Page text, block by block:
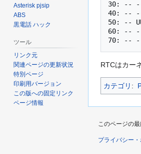
30: --
40: --
50: --
60: --
RTCはカー
カテゴリ :
Asterisk pjsip
ABS
黒電話 ハック
ツール
リンク元
関連ページの更新状況
特別ページ
印刷用バージョン
この版への固定リンク
ページ情報
このページの
プライバシー